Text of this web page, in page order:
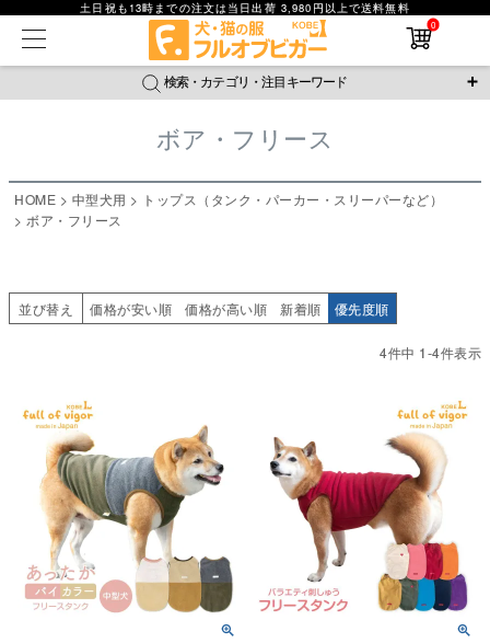
土日祝も13時までの注文は当日出荷 3,980円以上で送料無料
0
検索・カテゴリ・注目キーワード
＼注目ワード／
ジャージ 防蚊 腹巻 撥水レイン ラッシュガード
接触冷感
返品・交換について ご利用ガイド
在庫なし商品を表示しない
商品番号
並び順
新着順
価格が安い順
検索
ボア・フリース
HOME 中型犬用
トップス（タンク・パーカー・スリーパーなど）
ボア・フリース
並び替え 価格が安い順 価格が高い順 新着順 優先度順
4件中 1-4件表示